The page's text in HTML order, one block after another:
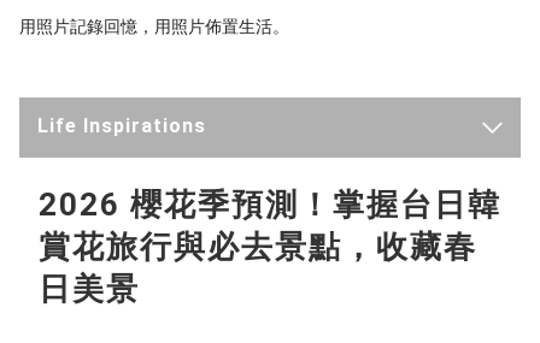
用照片記錄回憶，用照片佈置生活。
Life Inspirations
TinTint News
Handmade Classroom
2026 櫻花季預測！掌握台日韓
賞花旅行與必去景點，收藏春
日美景